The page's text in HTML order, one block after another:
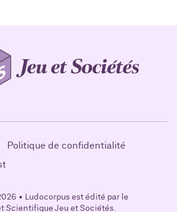
Politique de confidentialité
• Ludocorpus est édité par le
Scientifique Jeu et Sociétés.